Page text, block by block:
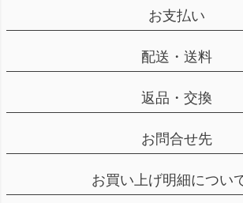
お支払い
配送・送料
返品・交換
お問合せ先
お買い上げ明細につい